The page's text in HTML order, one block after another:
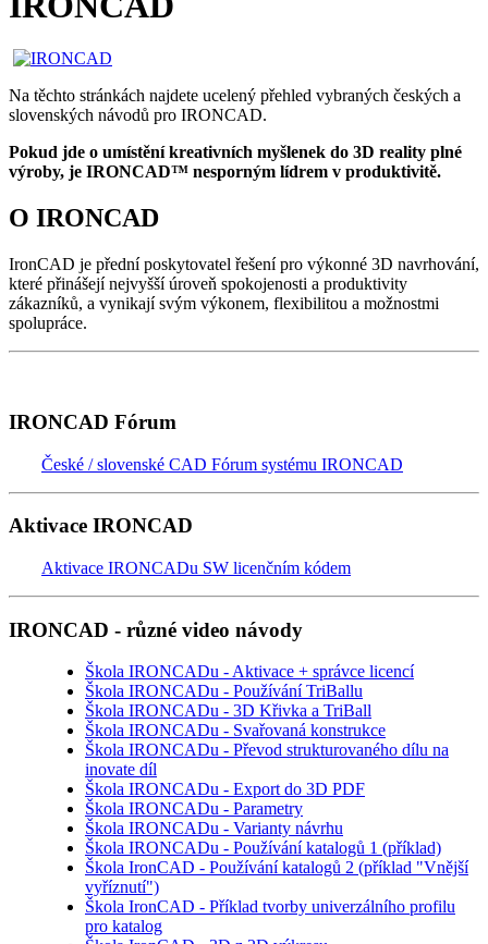
Na těchto stránkách najdete ucelený přehled vybraných českých a
slovenských návodů pro IRONCAD.
Pokud jde o umístění kreativních myšlenek do 3D reality plné
výroby, je IRONCAD™ nesporným lídrem v produktivitě.
O IRONCAD
IronCAD je přední poskytovatel řešení pro výkonné 3D navrhování,
které přinášejí nejvyšší úroveň spokojenosti a produktivity
zákazníků, a vynikají svým výkonem, flexibilitou a možnostmi
spolupráce.
IRONCAD Fórum
České / slovenské CAD Fórum systému IRONCAD
Aktivace IRONCAD
Aktivace IRONCADu SW licenčním kódem
IRONCAD - různé video návody
Škola IRONCADu - Aktivace + správce licencí
Škola IRONCADu - Používání TriBallu
Škola IRONCADu - 3D Křivka a TriBall
Škola IRONCADu - Svařovaná konstrukce
Škola IRONCADu - Převod strukturovaného dílu na
inovate díl
Škola IRONCADu - Export do 3D PDF
Škola IRONCADu - Parametry
Škola IRONCADu - Varianty návrhu
Škola IRONCADu - Používání katalogů 1 (příklad)
Škola IronCAD - Používání katalogů 2 (příklad "Vnější
vyříznutí")
Škola IronCAD - Příklad tvorby univerzálního profilu
pro katalog